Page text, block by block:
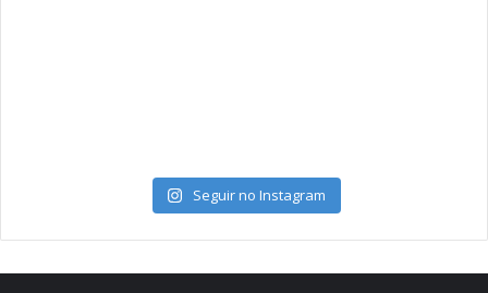
Seguir no Instagram